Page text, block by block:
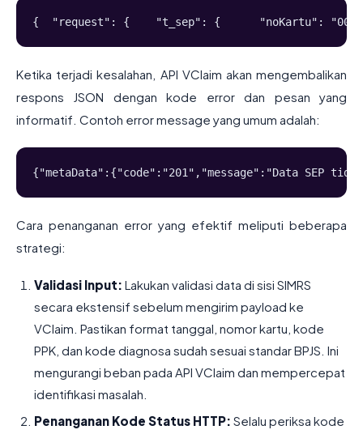
{  "request": {    "t_sep": {      "noKartu":
Ketika terjadi kesalahan, API VClaim akan mengembalikan
respons JSON dengan kode error dan pesan yang
informatif. Contoh error message yang umum adalah:
{"metaData":{"code":"201","message":"Data SEP
Cara penanganan error yang efektif meliputi beberapa
strategi:
Validasi Input: Lakukan validasi data di sisi SIMRS
secara ekstensif sebelum mengirim payload ke
VClaim. Pastikan format tanggal, nomor kartu, kode
PPK, dan kode diagnosa sudah sesuai standar BPJS. Ini
mengurangi beban pada API VClaim dan mempercepat
identifikasi masalah.
Penanganan Kode Status HTTP: Selalu periksa kode